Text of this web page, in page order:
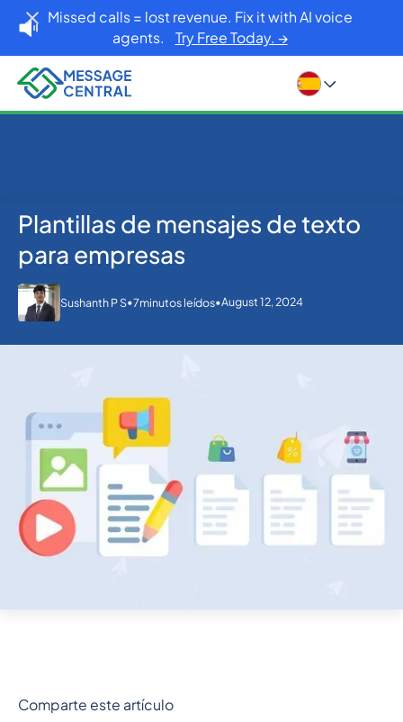
Missed calls = lost revenue. Fix it with AI voice
agents. Try Free Today. →
Inicio Blog
SMS APIs
Plantillas de mensajes de texto para empresas
Plantillas de mensajes de texto
para empresas
Sushanth P S•7minutos leídos•August 12, 2024
Comparte este artículo